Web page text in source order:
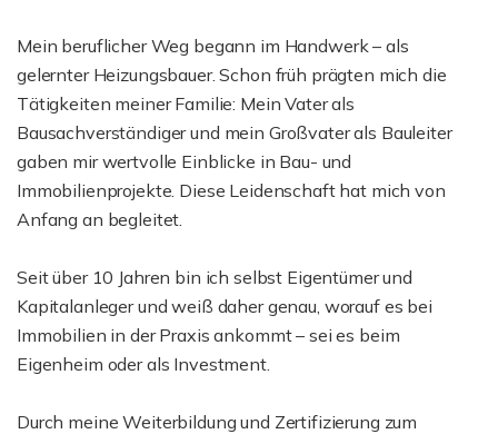
Mein beruflicher Weg begann im Handwerk – als
gelernter Heizungsbauer. Schon früh prägten mich die
Tätigkeiten meiner Familie: Mein Vater als
Bausachverständiger und mein Großvater als Bauleiter
gaben mir wertvolle Einblicke in Bau- und
Immobilienprojekte. Diese Leidenschaft hat mich von
Anfang an begleitet.
Seit über 10 Jahren bin ich selbst Eigentümer und
Kapitalanleger und weiß daher genau, worauf es bei
Immobilien in der Praxis ankommt – sei es beim
Eigenheim oder als Investment.
Durch meine Weiterbildung und Zertifizierung zum